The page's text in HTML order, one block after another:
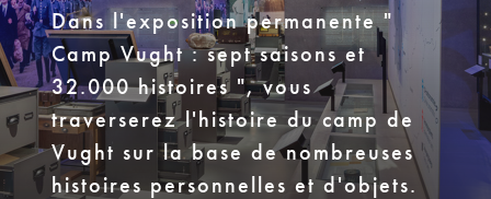
Dans l'exposition permanente "
Camp Vught : sept saisons et
32.000 histoires ", vous
traverserez l'histoire du camp de
Vught sur la base de nombreuses
histoires personnelles et d'objets.